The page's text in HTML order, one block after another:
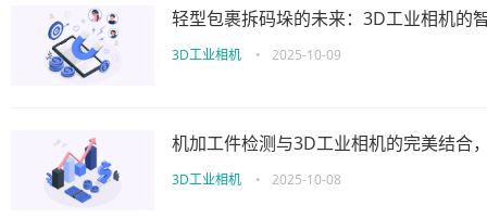
轻型包裹拆码垛的未来：3D工业相机的
3D工业相机 • 2025-10-09
机加工件检测与3D工业相机的完美结合
3D工业相机 • 2025-10-08